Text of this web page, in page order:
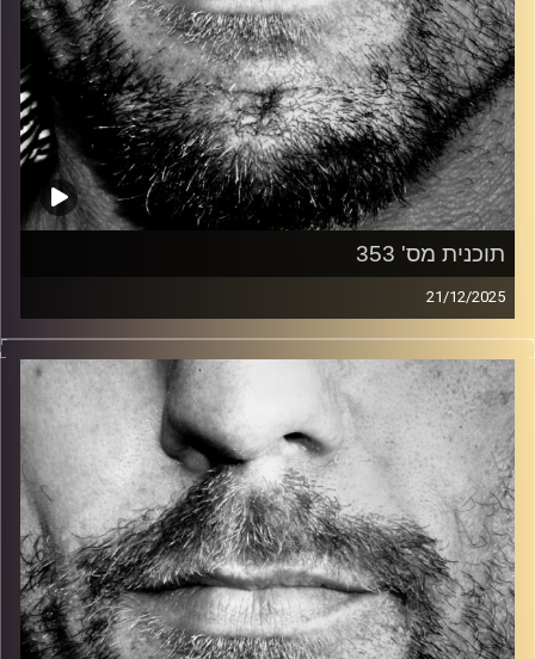
תוכנית מס' 353
21/12/2025
זיפים, מוזיקה מחוספסת של הופעות חיות. הרבה ג'אם, רוק,
בלוז, bluegrass, ג'אז, Fאנק, פרוגרסיב ואפילו אלקטרוניקה.
כל מה שחי, אמיתי ונושם.
עם שמוליק רגב.
קרדיט תמונות: David Goehring